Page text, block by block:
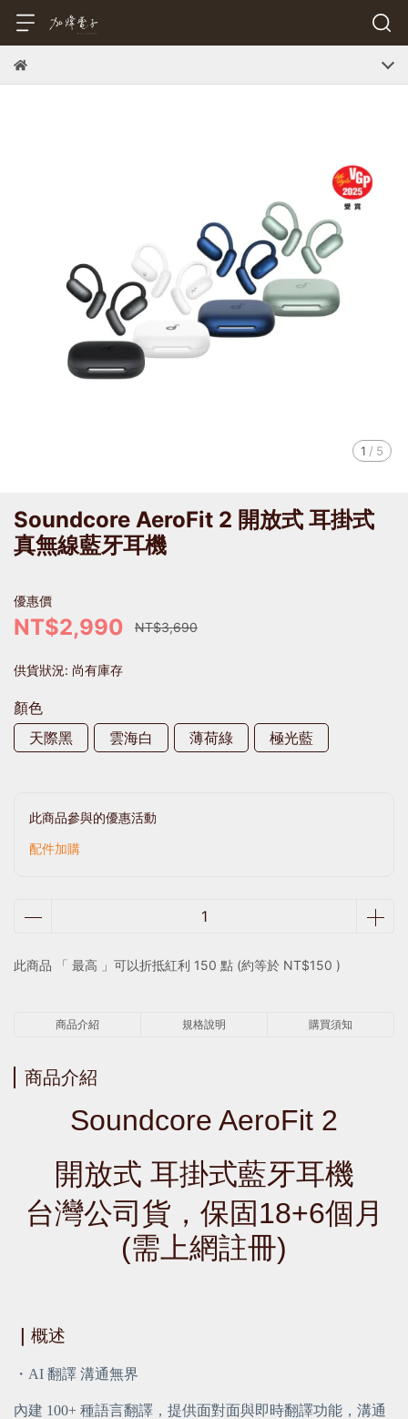
1 / 5
Soundcore AeroFit 2 開放式 耳掛式
真無線藍牙耳機
優惠價
NT$2,990 NT$3,690
供貨狀況: 尚有庫存
顏色
天際黑
雲海白 薄荷綠 極光藍
此商品參與的優惠活動
配件加購
此商品 「 最高 」可以折抵紅利 150 點 (約等於 NT$150 )
商品介紹 規格說明 購買須知
商品介紹
Soundcore AeroFit 2
開放式 耳掛式藍牙耳機
台灣公司貨，保固18+6個月
(需上網註冊)
概述
・AI 翻譯 溝通無界
內建 100+ 種語言翻譯，提供面對面與即時翻譯功能，溝通